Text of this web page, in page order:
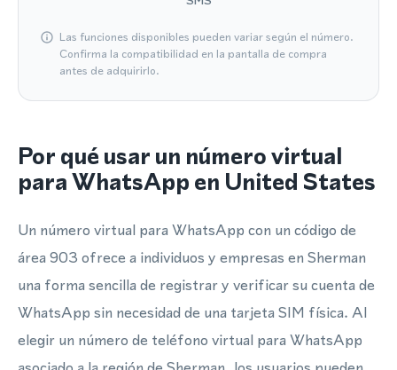
Las funciones disponibles pueden variar según el número.
Confirma la compatibilidad en la pantalla de compra
antes de adquirirlo.
Por qué usar un número virtual
para WhatsApp en United States
Un número virtual para WhatsApp con un código de
área 903 ofrece a individuos y empresas en Sherman
una forma sencilla de registrar y verificar su cuenta de
WhatsApp sin necesidad de una tarjeta SIM física. Al
elegir un número de teléfono virtual para WhatsApp